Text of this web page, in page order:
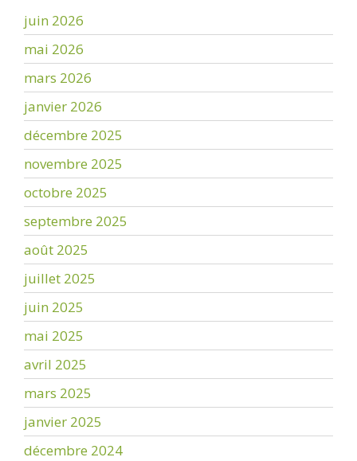
juin 2026
mai 2026
mars 2026
janvier 2026
décembre 2025
novembre 2025
octobre 2025
septembre 2025
août 2025
juillet 2025
juin 2025
mai 2025
avril 2025
mars 2025
janvier 2025
décembre 2024